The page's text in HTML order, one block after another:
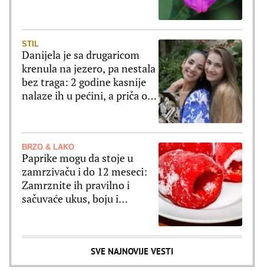
STIL
Danijela je sa drugaricom
krenula na jezero, pa nestala
bez traga: 2 godine kasnije
nalaze ih u pećini, a priča o
BRZO & LAKO
Paprike mogu da stoje u
zamrzivaču i do 12 meseci:
Zamrznite ih pravilno i
sačuvaće ukus, boju i
SVE NAJNOVIJE VESTI